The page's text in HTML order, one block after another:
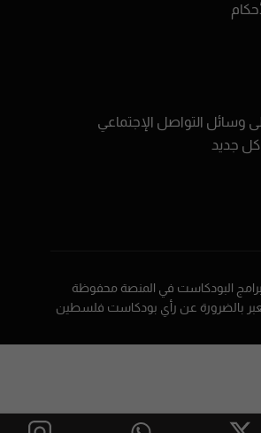
وسائل التواصل الإجتماعي
كل جديد
البودكاست في المنصة محفوظة
بالضرورة عن رأي بودكاست فلسطين